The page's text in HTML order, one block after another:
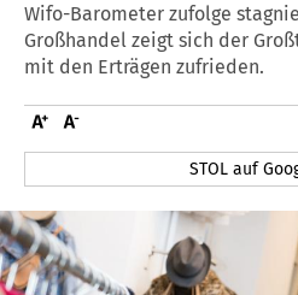
Wifo-Barometer zufolge
Großhandel zeigt sich der
mit den Erträgen zufrieden.
STOL auf